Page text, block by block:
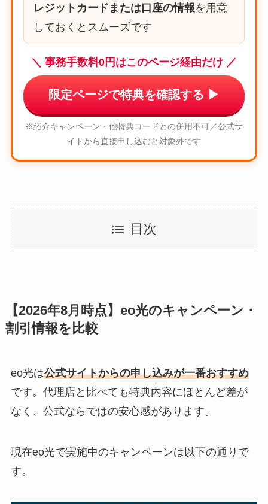
レジットカードまたは口座の情報を用意
しておくとスムーズです
＼ 事務手数料0円はこのページ経由だけ ／
限定ページで特典を確認する ▶
※紹介キャンペーン・他特典コードとの併用不可／公式サ
イトから直接申し込むと対象外です
目次
【2026年8月時点】eo光のキャンペーン・
割引情報を比較
eo光は公式サイトからの申し込みが一番おすすめ
です。代理店と比べても特典内容にほとんど差が
なく、公式ならではの安心感があります。
現在eo光で実施中のキャンペーンは以下の通りで
す。